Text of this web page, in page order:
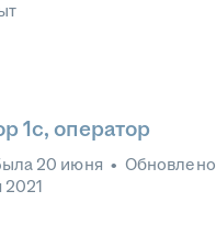
1с, оператор
20 июня • Обновлено
2021